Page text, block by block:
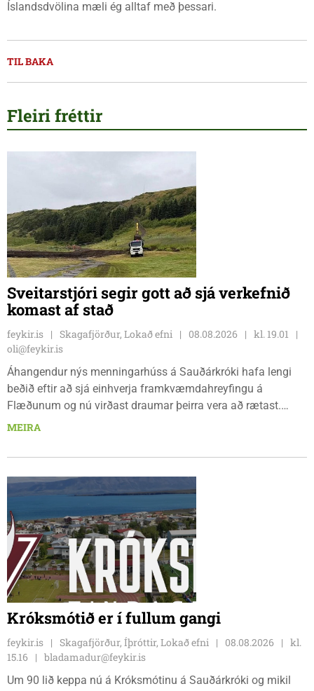
Íslandsdvölina mæli ég alltaf með þessari.
TIL BAKA
Fleiri fréttir
Sveitarstjóri segir gott að sjá verkefnið
komast af stað
feykir.is Skagafjörður, Lokað efni 08.08.2026
kl. 19.01
oli@feykir.is
Áhangendur nýs menningarhúss á Sauðárkróki hafa lengi
beðið eftir að sjá einhverja framkvæmdahreyfingu á
Flæðunum og nú virðast draumar þeirra vera að rætast.
Þórður Hansen mætti með tæki og tól og hóf
og sagði Magnús Barðdal sveitarstjóri það vera virkilega
þegar Feykir spurði hann út í málið.
MEIRA
Króksmótið er í fullum gangi
feykir.is Skagafjörður, Íþróttir, Lokað efni 08.08.2026
kl.
15.16
bladamadur@feykir.is
Um 90 lið keppa nú á Króksmótinu á Sauðárkróki og mikil